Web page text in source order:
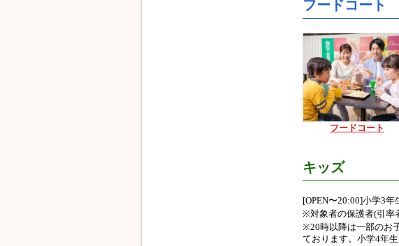
フードコート
フードコート
キッズ
[OPEN〜20:00]小学3
※対象者の保護者(引率
※20時以降は一部のお
ております。小学4年